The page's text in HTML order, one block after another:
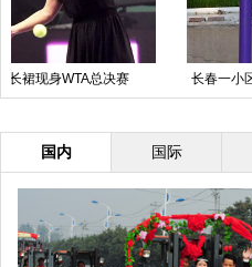
长春一小区水泥缝里长出“巨无霸
白菜” 直径一米
国内 国际